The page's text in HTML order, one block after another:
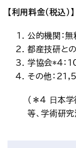
【利用料金(税込)】
公的機関：無
都産技研と
学協会*4：
その他：
(＊4 ⽇本学
等、学術研